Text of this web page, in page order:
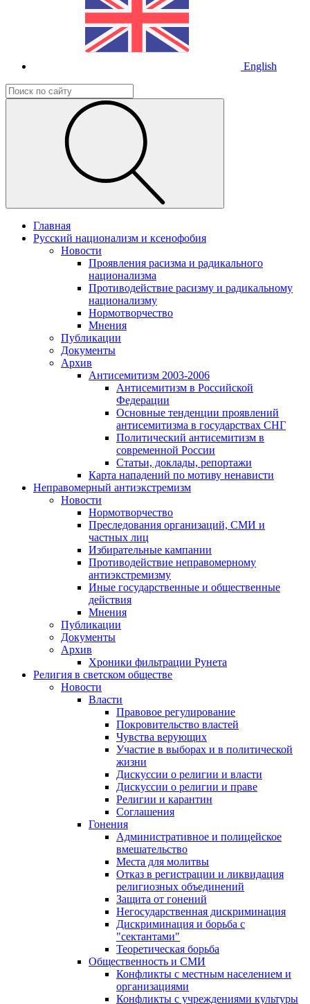
English
Главная
Русский национализм и ксенофобия
Новости
Проявления расизма и радикального
национализма
Противодействие расизму и радикальному
национализму
Нормотворчество
Мнения
Публикации
Документы
Архив
Антисемитизм 2003-2006
Антисемитизм в Российской
Федерации
Основные тенденции проявлений
антисемитизма в государствах СНГ
Политический антисемитизм в
современной России
Статьи, доклады, репортажи
Карта нападений по мотиву ненависти
Неправомерный антиэкстремизм
Новости
Нормотворчество
Преследования организаций, СМИ и
частных лиц
Избирательные кампании
Противодействие неправомерному
антиэкстремизму
Иные государственные и общественные
действия
Мнения
Публикации
Документы
Архив
Хроники фильтрации Рунета
Религия в светском обществе
Новости
Власти
Правовое регулирование
Покровительство властей
Чувства верующих
Участие в выборах и в политической
жизни
Дискуссии о религии и власти
Дискуссии о религии и праве
Религии и карантин
Соглашения
Гонения
Административное и полицейское
вмешательство
Места для молитвы
Отказ в регистрации и ликвидация
религиозных объединений
Защита от гонений
Негосударственная дискриминация
Дискриминация и борьба с
"сектантами"
Теоретическая борьба
Общественность и СМИ
Конфликты с местным населением и
организациями
Конфликты с учреждениями культуры